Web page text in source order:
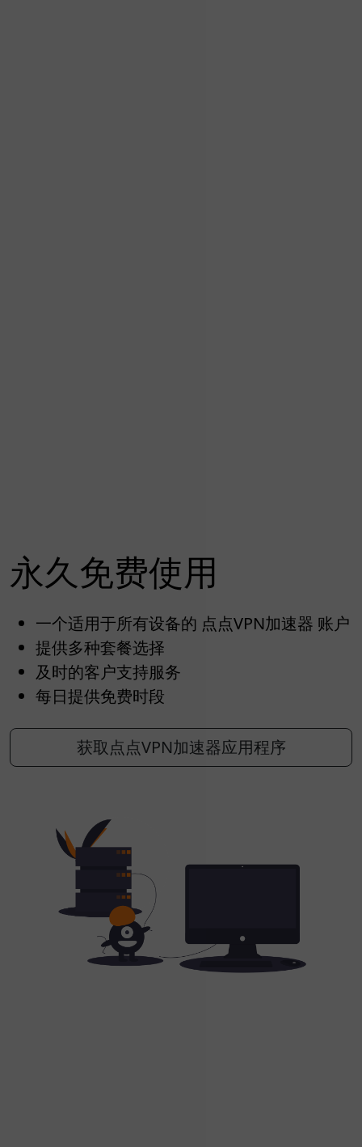
永久免费使用
一个适用于所有设备的 点点VPN加速器 账户
提供多种套餐选择
及时的客户支持服务
每日提供免费时段
获取点点VPN加速器应用程序